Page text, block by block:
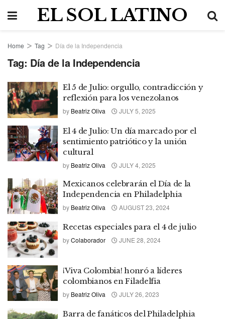
EL SOL LATINO
Home Tag Día de la Independencia
Tag: Día de la Independencia
El 5 de Julio: orgullo, contradicción y
reflexión para los venezolanos
by Beatriz Oliva JULY 5, 2025
El 4 de Julio: Un día marcado por el
sentimiento patriótico y la unión
cultural
by Beatriz Oliva JULY 4, 2025
Mexicanos celebrarán el Día de la
Independencia en Philadelphia
by Beatriz Oliva AUGUST 23, 2024
Recetas especiales para el 4 de julio
byColaborador JUNE 28, 2024
¡Viva Colombia! honró a líderes
colombianos en Filadelfia
by Beatriz Oliva JULY 26, 2023
Barra de fanáticos del Philadelphia